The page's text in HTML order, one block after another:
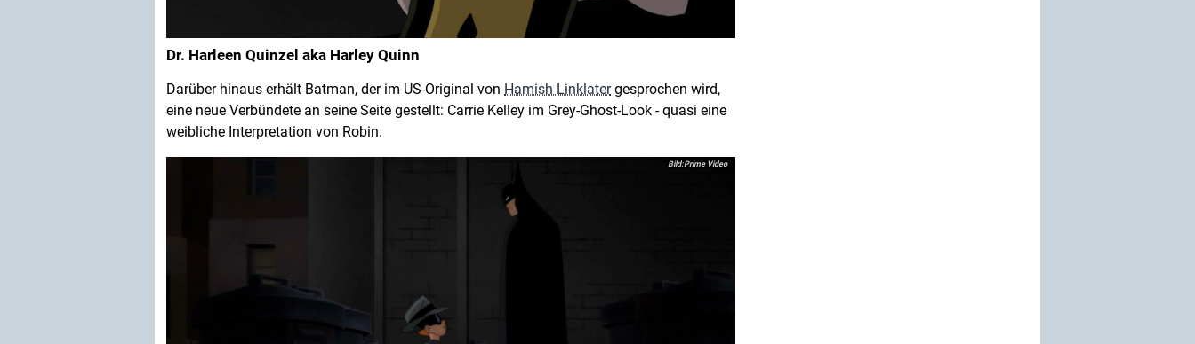
Dr. Harleen Quinzel aka Harley Quinn
Darüber hinaus erhält Batman, der im US-Original von Hamish Linklatergesprochen wird,
eine neue Verbündete an seine Seite gestellt: Carrie Kelley im Grey-Ghost-Look - quasi eine
weibliche Interpretation von Robin.
Prime Video